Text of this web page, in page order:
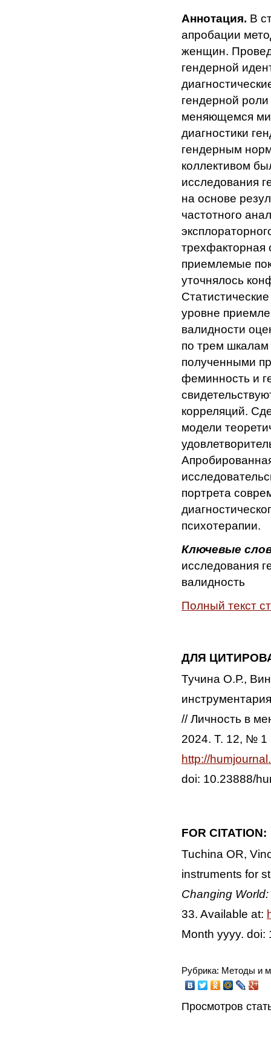
Аннотация. В
апробации
женщин.
гендерной
гендерной
меняющемся
диагностики
гендерным
коллективом
исследования
на основе
частотного
трехфакторная
приемлемые
уточнялось
уровне
валидности
по трем шкалам
полученными
феминность и
корреляций.
модели
портрета
психотерапии.
Ключевые
исследования
валидность
Полный текст
ДЛЯ
Тучина О.Р.,
// Личность в
2024. Т. 12, № 1
http://
doi: 10.23888/
FOR CITATION:
Tuchina OR,
instruments for
Changing
33. Available at:
Month yyyy.
Рубрика: Методы и
Просмотров